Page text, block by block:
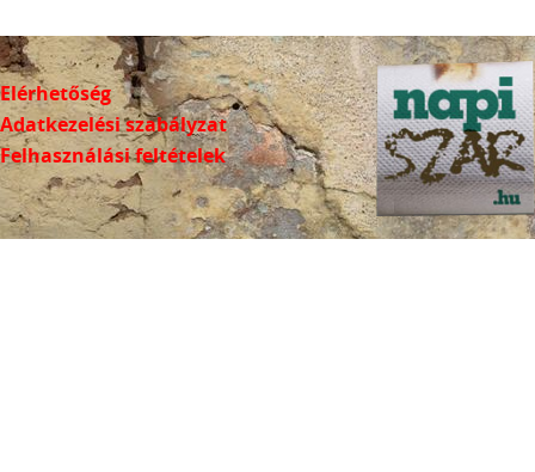
Elérhetőség
Adatkezelési szabályzat
Felhasználási feltételek